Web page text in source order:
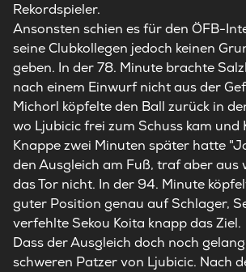
Rekordspieler.
Ansonsten schien es für den ÖFB-
seine Clubkollegen jedoch keinen
geben. In der 78. Minute brachte
nach einem Einwurf nicht aus der
Michorl köpfelte den Ball zurück in
wo Ljubicic frei zum Schuss kam und
Knappe zwei Minuten später hatte
den Ausgleich am Fuß, traf aber aus
das Tor nicht. In der 94. Minute
guter Position genau auf Schlager,
verfehlte Sekou Koita knapp das Ziel.
Dass der Ausgleich doch noch
schweren Patzer von Ljubicic. Nach